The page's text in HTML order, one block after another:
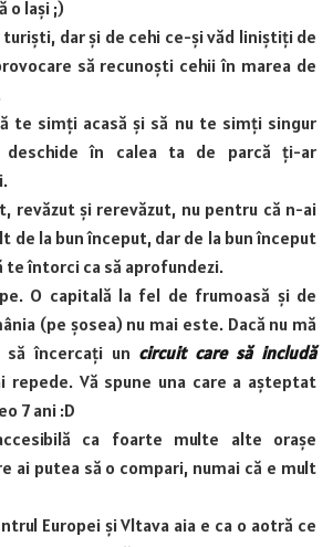
o lași ;)
turiști, dar și de cehi ce-și văd liniștiți de
să recunoști cehii în marea de
te simți acasă și să nu te simți singur
deschide în calea ta de parcă ți-ar
revăzut și rerevăzut, nu pentru că n-ai
de la bun început, dar de la bun început
te întorci ca să aprofundezi.
O capitală la fel de frumoasă și de
(pe șosea) nu mai este. Dacă nu mă
încercați un circuit care să includă
Vă spune una care a așteptat
7 ani :D
ca foarte multe alte orașe
ai putea să o compari, numai că e mult
Europei și Vltava aia e ca o aotră ce